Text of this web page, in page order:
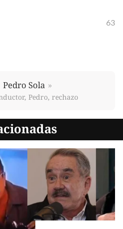
63
Pedro Sola
Pedro, rechazo